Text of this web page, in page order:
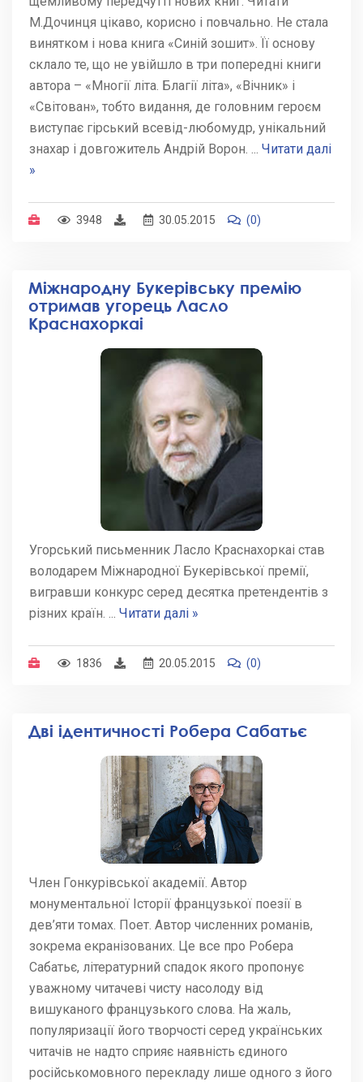
М.Дочинця цікаво, корисно і повчально. Не стала
винятком і нова книга «Синій зошит». Її основу
склало те, що не увійшло в три попередні книги
автора – «Многії літа. Благії літа», «Вічник» і
«Світован», тобто видання, де головним героєм
виступає гірський всевід-любомудр, унікальний
знахар і довгожитель Андрій Ворон.
Читати далі
»
3948 30.05.2015 (0)
Міжнародну Букерівську премію
отримав угорець Ласло
Краснахоркаі
Угорський письменник Ласло Краснахоркаі став
володарем Міжнародної Букерівської премії,
вигравши конкурс серед десятка претендентів з
різних країн.
Читати далі »
1836 20.05.2015 (0)
Дві ідентичності Робера Сабатьє
Член Гонкурівської академії. Автор
монументальної Історії французької поезії в
дев’яти томах. Поет. Автор численних романів,
зокрема екранізованих. Це все про Робера
Сабатьє, літературний спадок якого пропонує
уважному читачеві чисту насолоду від
вишуканого французького слова. На жаль,
популяризації його творчості серед українських
читачів не надто сприяє наявність єдиного
російськомовного перекладу лише одного з його